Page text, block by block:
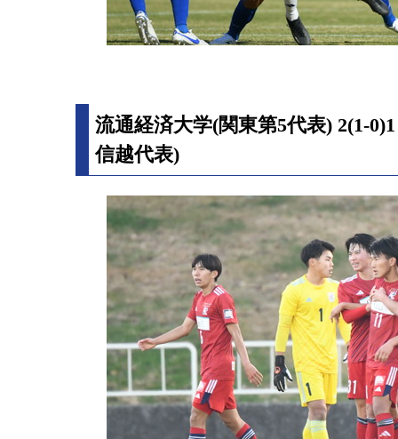
流通経済大学(関東第5代表) 2(1-
信越代表)